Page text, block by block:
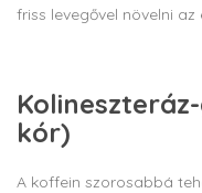
friss levegővel növelni az
kór)
A koffein szorosabbá